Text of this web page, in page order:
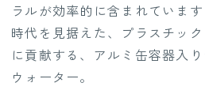
ラルが効率的に含まれています
時代を見据えた、プラスチッ
に貢献する、アルミ缶容器入
ウォーター。